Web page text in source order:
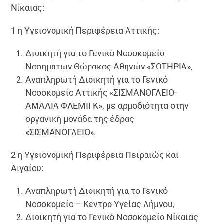
Νίκαιας:
1 η Υγειονομική Περιφέρεια Αττικής:
Διοικητή για το Γενικό Νοσοκομείο
Νοσημάτων Θώρακος Αθηνών «ΣΩΤΗΡΙΑ»,
Αναπληρωτή Διοικητή για το Γενικό
Νοσοκομείο Αττικής «ΣΙΣΜΑΝΟΓΛΕΙΟ-
ΑΜΑΛΙΑ ΦΛΕΜΙΓΚ», με αρμοδιότητα στην
οργανική μονάδα της έδρας
«ΣΙΣΜΑΝΟΓΛΕΙΟ».
2 η Υγειονομική Περιφέρεια Πειραιώς και
Αιγαίου:
Αναπληρωτή Διοικητή για το Γενικό
Νοσοκομείο – Κέντρο Υγείας Λήμνου,
Διοικητή για το Γενικό Νοσοκομείο Νίκαιας